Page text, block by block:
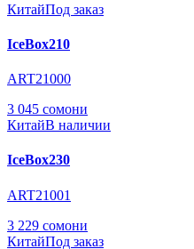
КитайПод заказ
IceBox210
ART21000
3 045 сомони
КитайВ наличии
IceBox230
ART21001
3 229 сомони
КитайПод заказ